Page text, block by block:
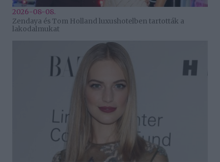
2026-08-08.
Zendaya és Tom Holland luxushotelben tartották a
lakodalmukat